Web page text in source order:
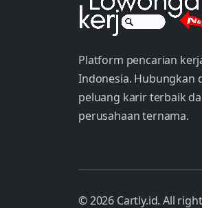
Platform pencarian
Indonesia. Hubungkan
peluang karir terbaik
perusahaan ternama.
© 2026 Cartly.id. All